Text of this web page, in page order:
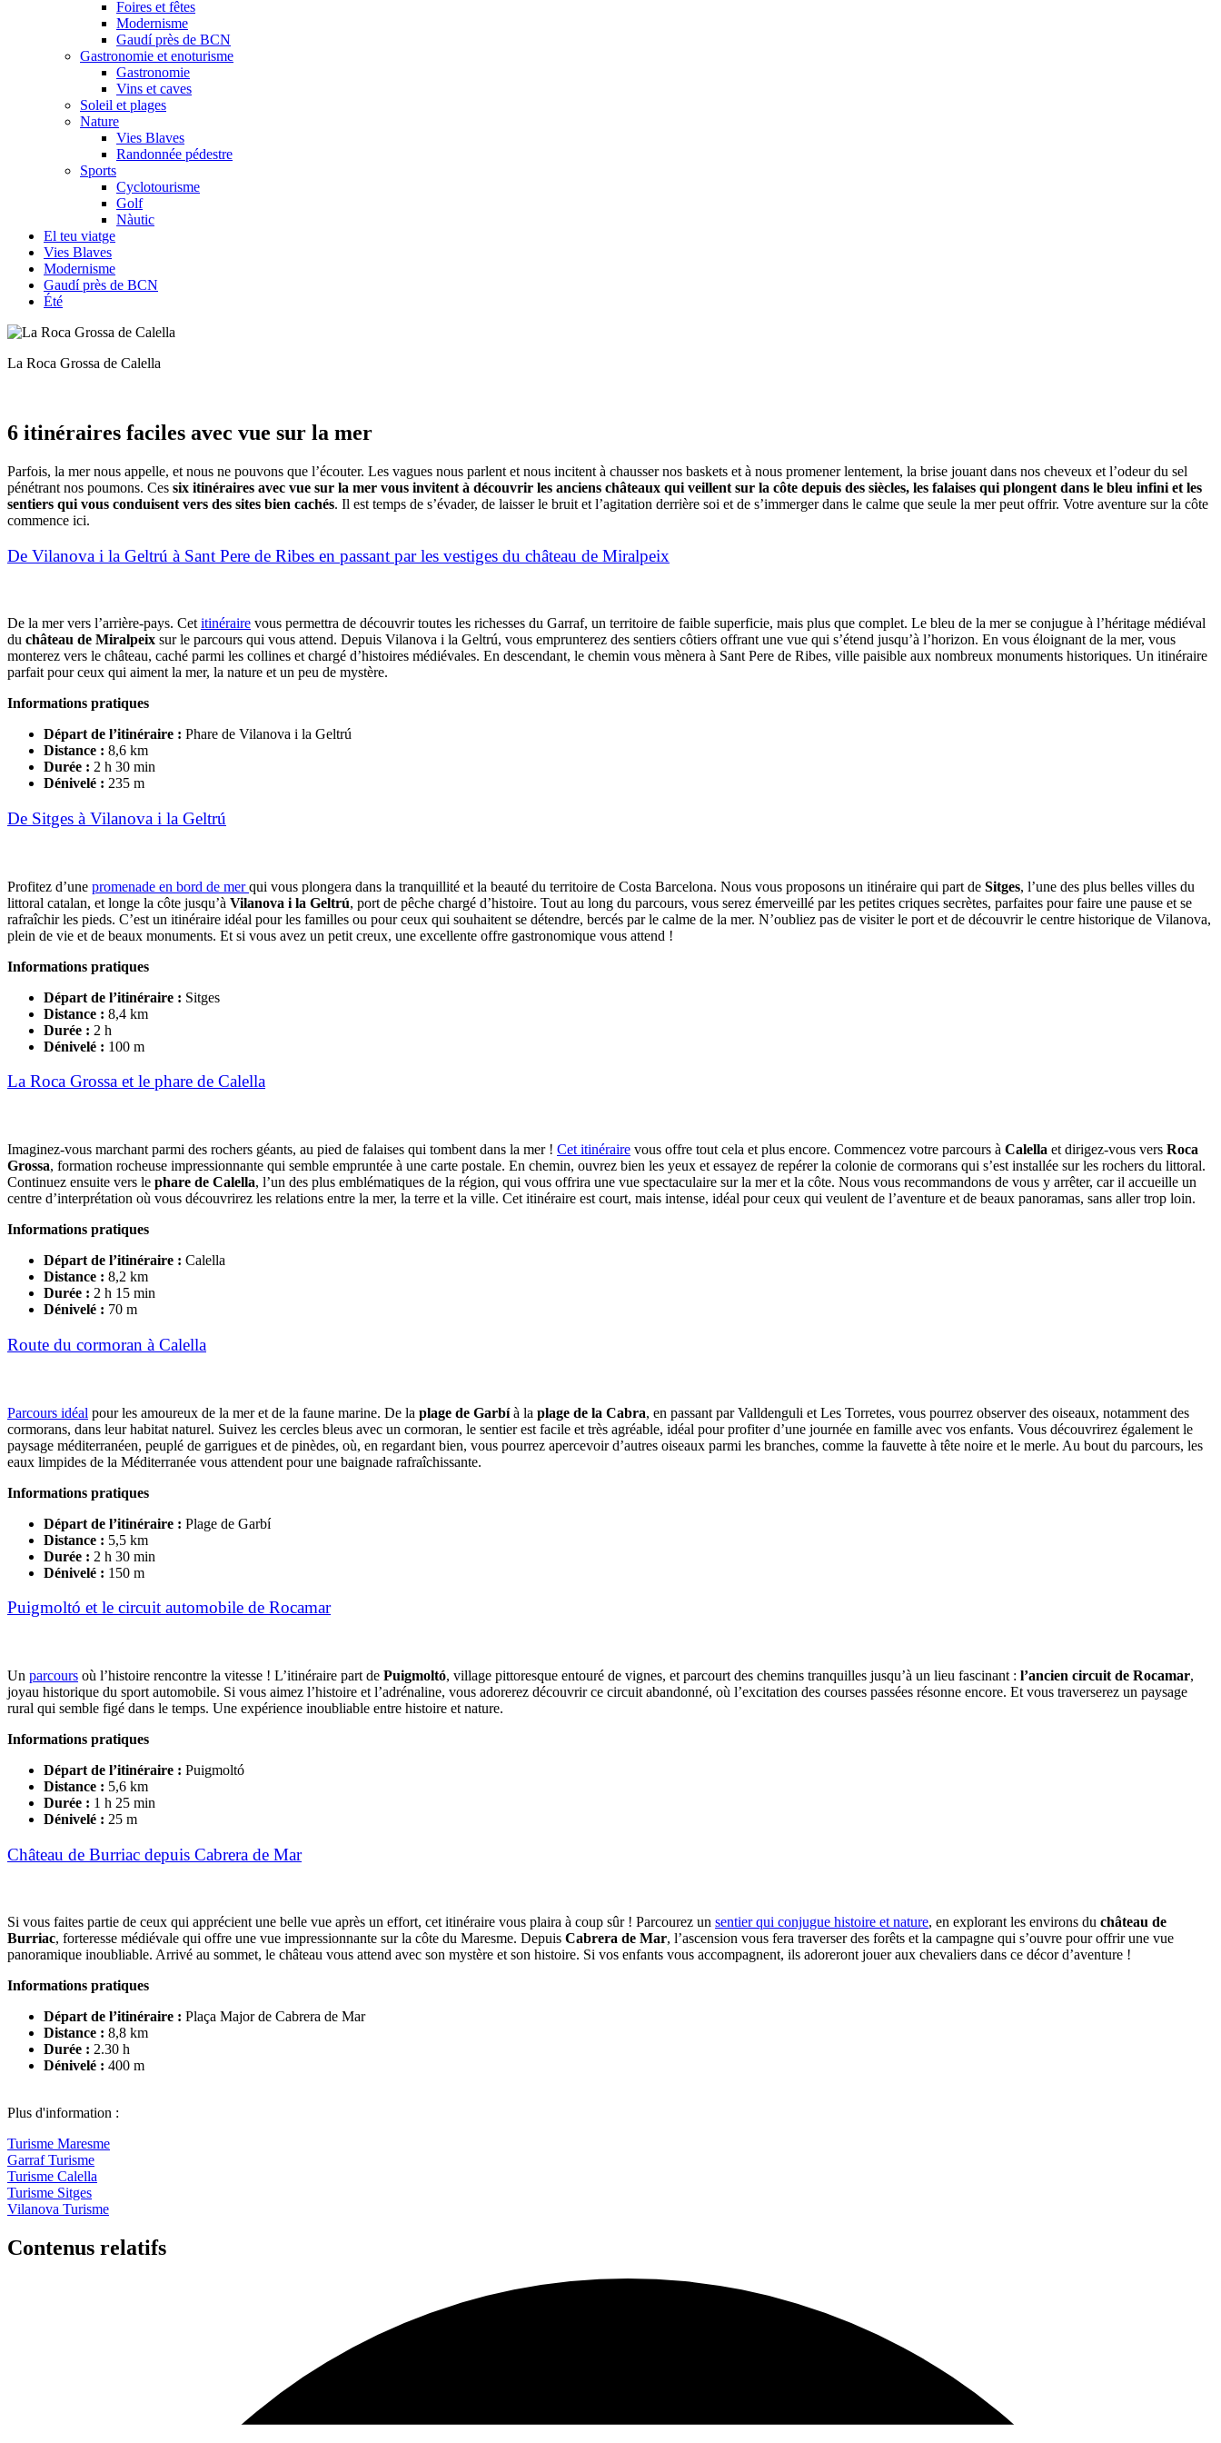
Foires et fêtes
Modernisme
Gaudí près de BCN
Gastronomie et enoturisme
Gastronomie
Vins et caves
Soleil et plages
Nature
Vies Blaves
Randonnée pédestre
Sports
Cyclotourisme
Golf
Nàutic
El teu viatge
Vies Blaves
Modernisme
Gaudí près de BCN
Été
La Roca Grossa de Calella
6 itinéraires faciles avec vue sur la mer
Parfois, la mer nous appelle, et nous ne pouvons que l’écouter. Les vagues nous parlent et nous incitent à chausser nos baskets et à nous promener lentement, la brise jouant dans nos cheveux et l’odeur du sel
pénétrant nos poumons. Ces six itinéraires avec vue sur la mer vous invitent à découvrir les anciens châteaux qui veillent sur la côte depuis des siècles, les falaises qui plongent dans le bleu infini et les
sentiers qui vous conduisent vers des sites bien cachés. Il est temps de s’évader, de laisser le bruit et l’agitation derrière soi et de s’immerger dans le calme que seule la mer peut offrir. Votre aventure sur la côte
commence ici.
De Vilanova i la Geltrú à Sant Pere de Ribes en passant par les vestiges du château de Miralpeix
De la mer vers l’arrière-pays. Cet itinéraire vous permettra de découvrir toutes les richesses du Garraf, un territoire de faible superficie, mais plus que complet. Le bleu de la mer se conjugue à l’héritage médiéval
du château de Miralpeix sur le parcours qui vous attend. Depuis Vilanova i la Geltrú, vous emprunterez des sentiers côtiers offrant une vue qui s’étend jusqu’à l’horizon. En vous éloignant de la mer, vous
monterez vers le château, caché parmi les collines et chargé d’histoires médiévales. En descendant, le chemin vous mènera à Sant Pere de Ribes, ville paisible aux nombreux monuments historiques. Un itinéraire
parfait pour ceux qui aiment la mer, la nature et un peu de mystère.
Informations pratiques
Départ de l’itinéraire : Phare de Vilanova i la Geltrú
Distance : 8,6 km
Durée : 2 h 30 min
Dénivelé : 235 m
De Sitges à Vilanova i la Geltrú
Profitez d’une promenade en bord de merqui vous plongera dans la tranquillité et la beauté du territoire de Costa Barcelona. Nous vous proposons un itinéraire qui part de Sitges, l’une des plus belles villes du
littoral catalan, et longe la côte jusqu’à Vilanova i la Geltrú, port de pêche chargé d’histoire. Tout au long du parcours, vous serez émerveillé par les petites criques secrètes, parfaites pour faire une pause et se
rafraîchir les pieds. C’est un itinéraire idéal pour les familles ou pour ceux qui souhaitent se détendre, bercés par le calme de la mer. N’oubliez pas de visiter le port et de découvrir le centre historique de Vilanova,
plein de vie et de beaux monuments. Et si vous avez un petit creux, une excellente offre gastronomique vous attend !
Informations pratiques
Départ de l’itinéraire : Sitges
Distance : 8,4 km
Durée : 2 h
Dénivelé : 100 m
La Roca Grossa et le phare de Calella
Imaginez-vous marchant parmi des rochers géants, au pied de falaises qui tombent dans la mer ! Cet itinéraire vous offre tout cela et plus encore. Commencez votre parcours à Calella et dirigez-vous vers Roca
Grossa, formation rocheuse impressionnante qui semble empruntée à une carte postale. En chemin, ouvrez bien les yeux et essayez de repérer la colonie de cormorans qui s’est installée sur les rochers du littoral.
Continuez ensuite vers le phare de Calella, l’un des plus emblématiques de la région, qui vous offrira une vue spectaculaire sur la mer et la côte. Nous vous recommandons de vous y arrêter, car il accueille un
centre d’interprétation où vous découvrirez les relations entre la mer, la terre et la ville. Cet itinéraire est court, mais intense, idéal pour ceux qui veulent de l’aventure et de beaux panoramas, sans aller trop loin.
Informations pratiques
Départ de l’itinéraire : Calella
Distance : 8,2 km
Durée : 2 h 15 min
Dénivelé : 70 m
Route du cormoran à Calella
Parcours idéal pour les amoureux de la mer et de la faune marine. De la plage de Garbíà la plage de la Cabra, en passant par Valldenguli et Les Torretes, vous pourrez observer des oiseaux, notamment des
cormorans, dans leur habitat naturel. Suivez les cercles bleus avec un cormoran, le sentier est facile et très agréable, idéal pour profiter d’une journée en famille avec vos enfants. Vous découvrirez également le
paysage méditerranéen, peuplé de garrigues et de pinèdes, où, en regardant bien, vous pourrez apercevoir d’autres oiseaux parmi les branches, comme la fauvette à tête noire et le merle. Au bout du parcours, les
eaux limpides de la Méditerranée vous attendent pour une baignade rafraîchissante.
Informations pratiques
Départ de l’itinéraire : Plage de Garbí
Distance : 5,5 km
Durée : 2 h 30 min
Dénivelé : 150 m
Puigmoltó et le circuit automobile de Rocamar
Un parcours où l’histoire rencontre la vitesse ! L’itinéraire part de Puigmoltó, village pittoresque entouré de vignes, et parcourt des chemins tranquilles jusqu’à un lieu fascinant : l’ancien circuit de Rocamar,
joyau historique du sport automobile. Si vous aimez l’histoire et l’adrénaline, vous adorerez découvrir ce circuit abandonné, où l’excitation des courses passées résonne encore. Et vous traverserez un paysage
rural qui semble figé dans le temps. Une expérience inoubliable entre histoire et nature.
Informations pratiques
Départ de l’itinéraire : Puigmoltó
Distance : 5,6 km
Durée : 1 h 25 min
Dénivelé : 25 m
Château de Burriac depuis Cabrera de Mar
Si vous faites partie de ceux qui apprécient une belle vue après un effort, cet itinéraire vous plaira à coup sûr ! Parcourez un sentier qui conjugue histoire et nature, en explorant les environs du château de
Burriac, forteresse médiévale qui offre une vue impressionnante sur la côte du Maresme. Depuis Cabrera de Mar, l’ascension vous fera traverser des forêts et la campagne qui s’ouvre pour offrir une vue
panoramique inoubliable. Arrivé au sommet, le château vous attend avec son mystère et son histoire. Si vos enfants vous accompagnent, ils adoreront jouer aux chevaliers dans ce décor d’aventure !
Informations pratiques
Départ de l’itinéraire : Plaça Major de Cabrera de Mar
Distance : 8,8 km
Durée : 2.30 h
Dénivelé : 400 m
Plus d'information :
Turisme Maresme
Garraf Turisme
Turisme Calella
Turisme Sitges
Vilanova Turisme
Contenus relatifs